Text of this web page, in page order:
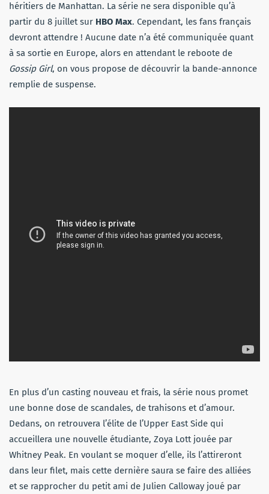
héritiers de Manhattan. La série ne sera disponible qu’à
partir du 8 juillet sur HBO Max. Cependant, les fans français
devront attendre ! Aucune date n’a été communiquée quant
à sa sortie en Europe, alors en attendant le reboote de
Gossip Girl, on vous propose de découvrir la bande-annonce
remplie de suspense.
En plus d’un casting nouveau et frais, la série nous promet
une bonne dose de scandales, de trahisons et d’amour.
Dedans, on retrouvera l’élite de l’Upper East Side qui
accueillera une nouvelle étudiante, Zoya Lott jouée par
Whitney Peak. En voulant se moquer d’elle, ils l’attireront
dans leur filet, mais cette dernière saura se faire des alliées
et se rapprocher du petit ami de Julien Calloway joué par